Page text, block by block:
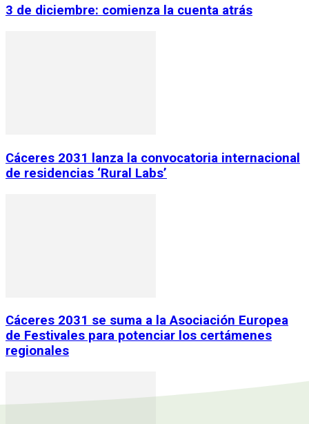
3 de diciembre: comienza la cuenta atrás
Cáceres 2031 lanza la convocatoria internacional
de residencias ‘Rural Labs’
Cáceres 2031 se suma a la Asociación Europea
de Festivales para potenciar los certámenes
regionales